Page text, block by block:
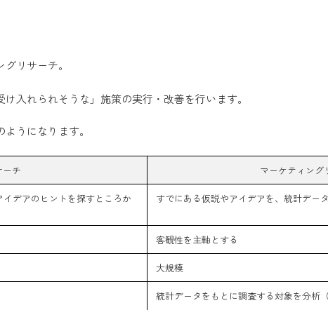
リサーチ。
入れられそうな」施策の実行・改善を行います。
うになります。
ーチ マーケティング
デアのヒントを探すところか
すでにある仮説やアイデアを、統計デー
客観性を主軸とする
大規模
統計データをもとに調査する対象を分析（